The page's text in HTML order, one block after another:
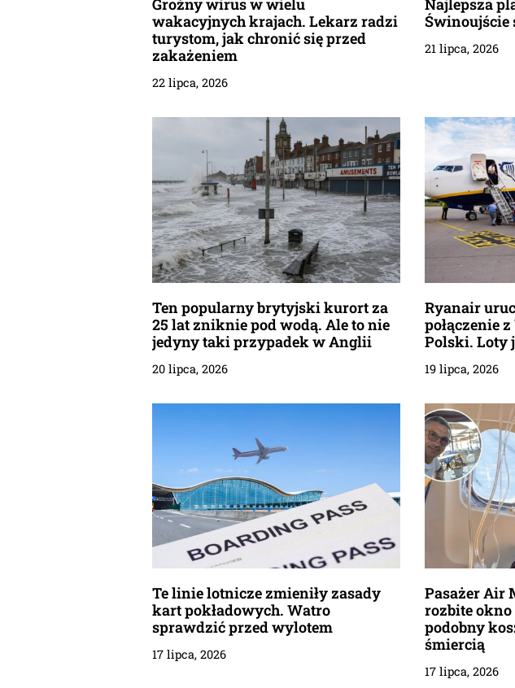
Groźny wirus w wielu
wakacyjnych krajach. Lekarz radzi
turystom, jak chronić się przed
zakażeniem
22 lipca, 2026
Najlepsza
Świnoujście
21 lipca, 2026
Ten popularny brytyjski kurort za
25 lat zniknie pod wodą. Ale to nie
jedyny taki przypadek w Anglii
20 lipca, 2026
Ryanair
połączenie
Polski. Loty
19 lipca, 2026
Te linie lotnicze zmieniły zasady
kart pokładowych. Watro
sprawdzić przed wylotem
17 lipca, 2026
Pasażer Air
rozbite okno
podobny
śmiercią
17 lipca, 2026